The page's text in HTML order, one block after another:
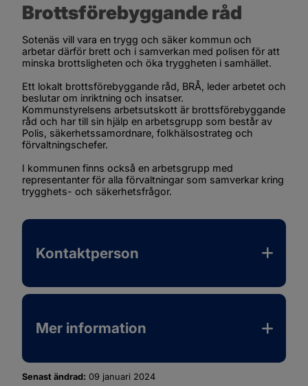
Brottsförebyggande råd
Sotenäs vill vara en trygg och säker kommun och
arbetar därför brett och i samverkan med polisen för att
minska brottsligheten och öka tryggheten i samhället.
Ett lokalt brottsförebyggande råd, BRÅ, leder arbetet och
beslutar om inriktning och insatser.
Kommunstyrelsens arbetsutskott är brottsförebyggande
råd och har till sin hjälp en arbetsgrupp som består av
Polis, säkerhetssamordnare, folkhälsostrateg och
förvaltningschefer.
I kommunen finns också en arbetsgrupp med
representanter för alla förvaltningar som samverkar kring
trygghets- och säkerhetsfrågor.
Kontaktperson
Mer information
Senast ändrad: 09 januari 2024